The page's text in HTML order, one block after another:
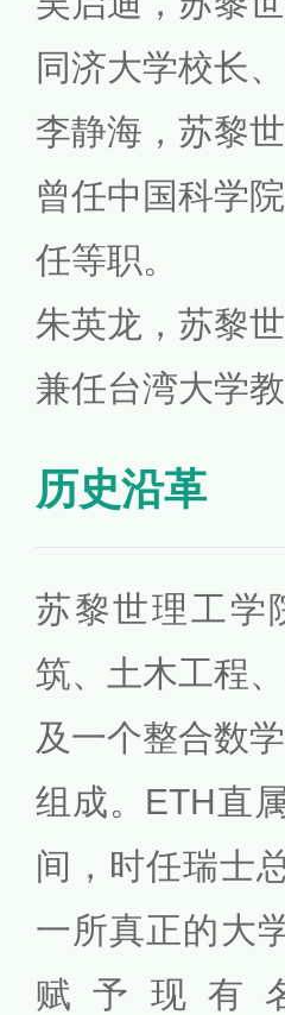
同济大学校长
李静海，苏黎
曾任中国科学
任等职。
朱英龙，苏黎
兼任台湾大学教
历史沿革
苏黎世理工学
筑、土木工程
及一个整合数
组成。ETH直
间，时任瑞士
一所真正的大
赋予现有名